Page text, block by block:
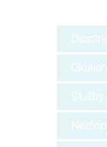
Služby